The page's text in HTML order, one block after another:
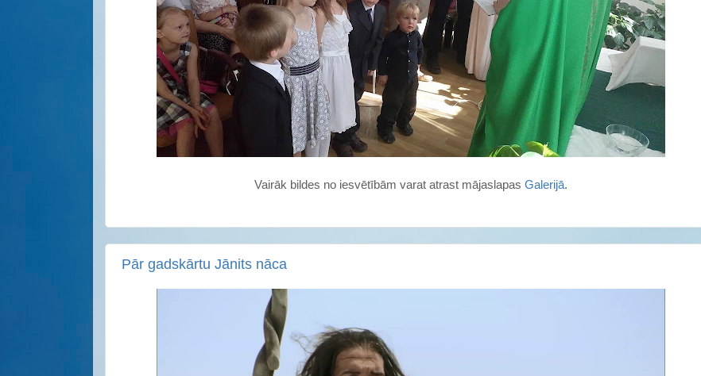
Vairāk bildes no iesvētībām varat atrast mājaslapas Galerijā.
Pār gadskārtu Jānits nāca